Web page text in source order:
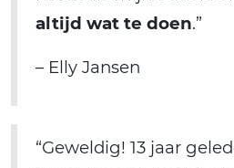
altijd wat te doen.”
– Elly Jansen
“Geweldig! 13 jaar